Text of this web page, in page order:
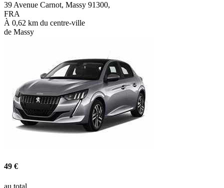
39 Avenue Carnot, Massy 91300,
FRA
À 0,62 km du centre-ville
de Massy
49 €
au total